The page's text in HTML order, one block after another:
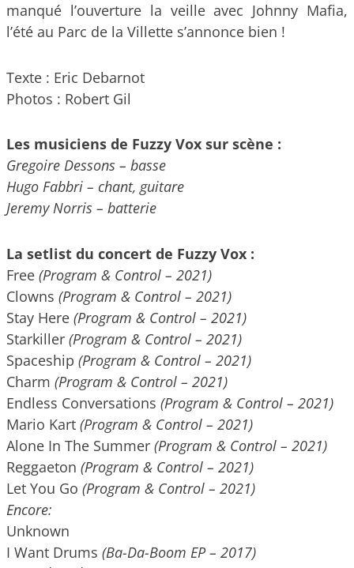
manqué l’ouverture la veille avec Johnny Mafia,
l’été au Parc de la Villette s’annonce bien !
Texte : Eric Debarnot
Photos : Robert Gil
Les musiciens de Fuzzy Vox sur scène :
Gregoire Dessons – basse
Hugo Fabbri – chant, guitare
Jeremy Norris – batterie
La setlist du concert de Fuzzy Vox :
Free (Program & Control – 2021)
Clowns (Program & Control – 2021)
Stay Here (Program & Control – 2021)
Starkiller (Program & Control – 2021)
Spaceship (Program & Control – 2021)
Charm (Program & Control – 2021)
Endless Conversations (Program & Control – 2021)
Mario Kart (Program & Control – 2021)
Alone In The Summer (Program & Control – 2021)
Reggaeton (Program & Control – 2021)
Let You Go (Program & Control – 2021)
Encore:
Unknown
I Want Drums (Ba-Da-Boom EP – 2017)